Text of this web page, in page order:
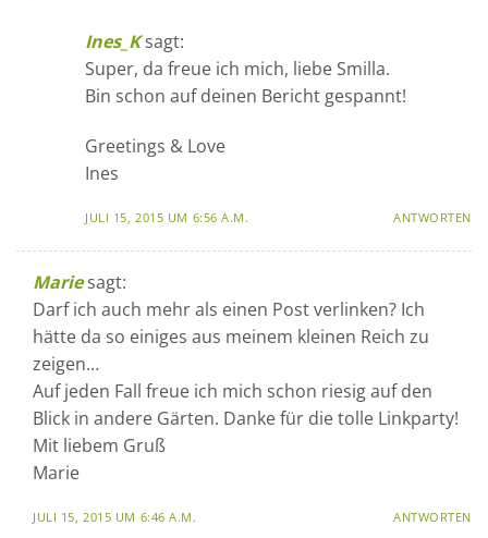
Ines_K sagt:
Super, da freue ich mich, liebe Smilla.
Bin schon auf deinen Bericht gespannt!
Greetings & Love
Ines
JULI 15, 2015 UM 6:56 A.M. ANTWORTEN
Marie sagt:
Darf ich auch mehr als einen Post verlinken? Ich
hätte da so einiges aus meinem kleinen Reich zu
zeigen…
Auf jeden Fall freue ich mich schon riesig auf den
Blick in andere Gärten. Danke für die tolle Linkparty!
Mit liebem Gruß
Marie
JULI 15, 2015 UM 6:46 A.M. ANTWORTEN